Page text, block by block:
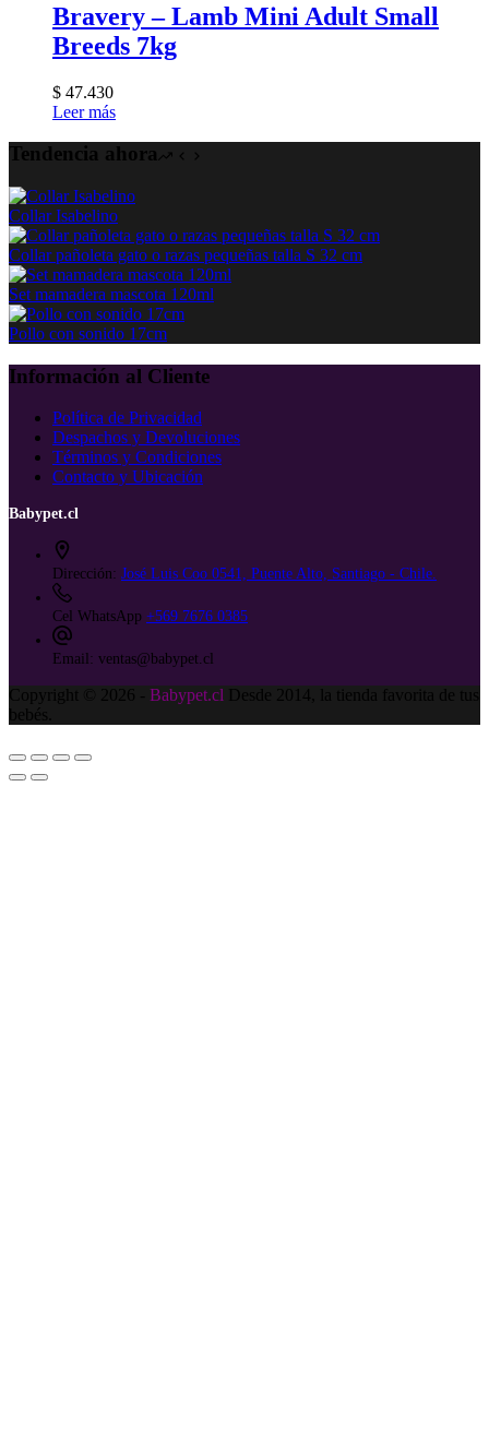
Bravery – Lamb Mini Adult Small
Breeds 7kg
$ 47.430
Leer más
Tendencia ahora
Collar Isabelino
Collar pañoleta gato o razas pequeñas talla S 32 cm
Set mamadera mascota 120ml
Pollo con sonido 17cm
Información al Cliente
Política de Privacidad
Despachos y Devoluciones
Términos y Condiciones
Contacto y Ubicación
Babypet.cl
Dirección: José Luis Coo 0541, Puente Alto, Santiago - Chile.
Cel WhatsApp +569 7676 0385
Email: ventas@babypet.cl
Copyright © 2026 - Babypet.cl Desde 2014, la tienda favorita de tus
bebés.